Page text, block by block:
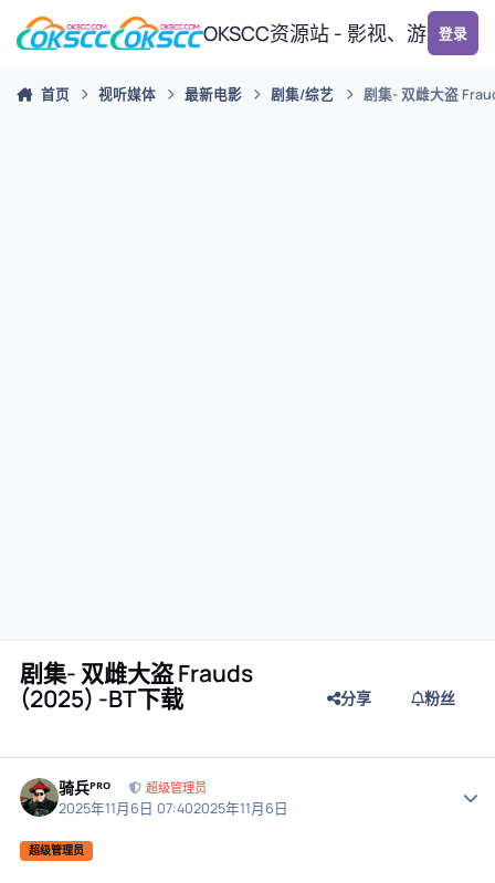
跳转到帖子
OKSCC资源站 - 影视、游戏、
登录
首页 视听媒体 最新电影 剧集/综艺 剧集- 双雌大盗
剧集- 双雌大盗 Frauds
(2025) -BT下载
分享 粉丝
骑兵ᴾᴿᴼ 超级管理员
2025年11月6日 07:402025年11月6日
超级管理员